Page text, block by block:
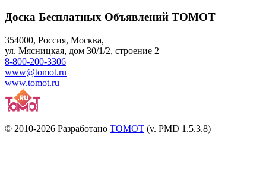
Доска Бесплатных Объявлений ТОМОТ
354000, Россия, Москва,
ул. Мясницкая, дом 30/1/2, строение 2
8-800-200-3306
www@tomot.ru
www.tomot.ru
© 2010-2026 Разработано TOMOT (v. PMD 1.5.3.8)